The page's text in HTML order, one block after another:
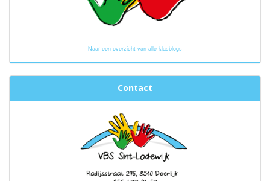
Naar een overzicht van alle klasblogs
Contact